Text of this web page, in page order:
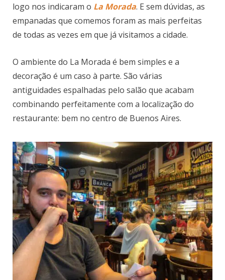
logo nos indicaram o La Morada. E sem dúvidas, as
empanadas que comemos foram as mais perfeitas
de todas as vezes em que já visitamos a cidade.
O ambiente do La Morada é bem simples e a
decoração é um caso à parte. São várias
antiguidades espalhadas pelo salão que acabam
combinando perfeitamente com a localização do
restaurante: bem no centro de Buenos Aires.